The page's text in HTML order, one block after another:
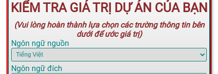
KIỂM TRA GIÁ TRỊ DỰ ÁN CỦA BẠN
(Vui lòng hoàn thành lựa chọn các trường thông tin bên
dưới để ước giá trị)
Ngôn ngữ nguồn
Ngôn ngữ đích